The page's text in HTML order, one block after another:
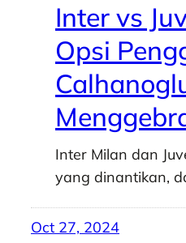
Inter vs
Opsi
Inter Milan dan
yang dinantikan,
Oct 27, 2024